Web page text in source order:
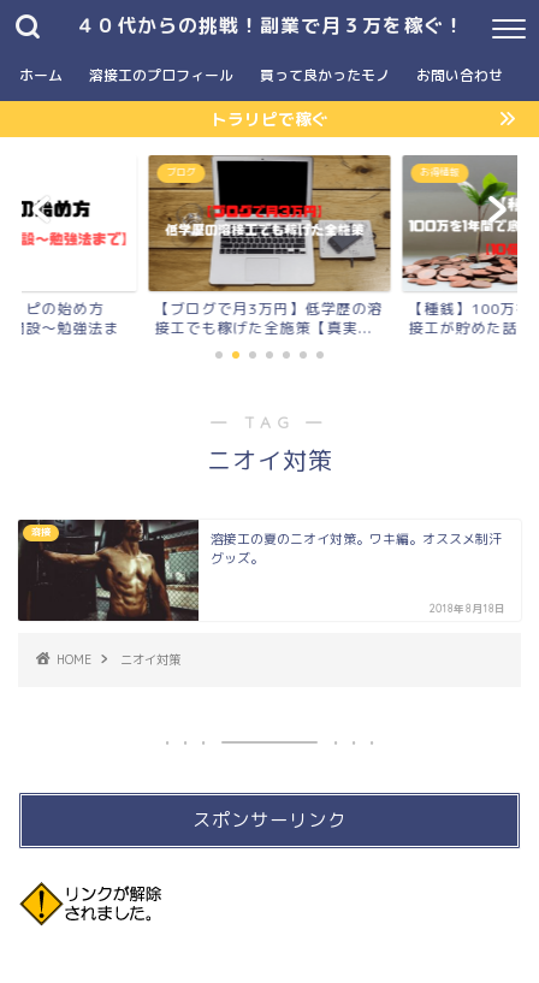
４０代からの挑戦！副業で月３万を稼ぐ！
ホーム 溶接工のプロフィール 買って良かったモノ お問い合わせ
トラリピで稼ぐ
リピの始め方
開設〜勉強法ま
ブログ
【ブログで月3万円】低学歴の溶
接工でも稼げた全施策【真実...
お得情報
【種銭】100万
接工が貯めた話
― TAG ―
ニオイ対策
溶接
溶接工の夏のニオイ対策。ワキ編。オススメ制汗
グッズ。
2018年8月18日
HOME ニオイ対策
スポンサーリンク